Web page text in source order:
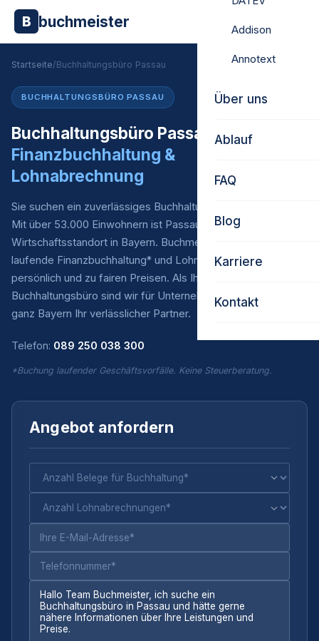
B buchmeister Addison
Annotext
Über uns
Ablauf
FAQ
Blog
Karriere
Kontakt
Startseite/Buchhaltungsbüro Passau
BUCHHALTUNGSBÜRO PASSAU
Buchhaltungsbüro Passau –
Finanzbuchhaltung &
Lohnabrechnung
Sie suchen ein zuverlässiges Buchhaltungsbüro in Passau?
Mit über 53.000 Einwohnern ist Passau ein bedeutender
Wirtschaftsstandort in Bayern. Buchmeister übernimmt Ihre
laufende Finanzbuchhaltung* und Lohnabrechnung – digital,
persönlich und zu fairen Preisen. Als Ihr externes
Buchhaltungsbüro sind wir für Unternehmen in Passau und
ganz Bayern Ihr verlässlicher Partner.
Telefon: 089 250 038 300
*Buchung laufender Geschäftsvorfälle. Keine Steuerberatung.
Angebot anfordern